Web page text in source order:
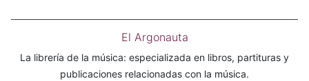
El Argonauta
La librería de la música: especializada en libros, partituras y
publicaciones relacionadas con la música.